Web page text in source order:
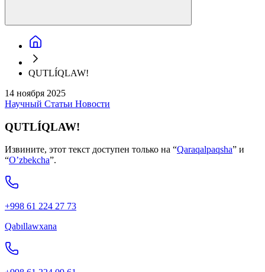
QUTLÍQLAW!
14 ноября 2025
Научный Статьи Новости
QUTLÍQLAW!
Извините, этот текст доступен только на “Qaraqalpaqsha” и
“O’zbekcha”.
+998 61 224 27 73
Qabıllawxana